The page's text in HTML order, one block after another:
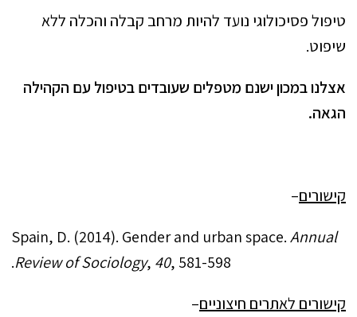
טיפול פסיכולוגי נועד להיות מרחב קבלה והכלה ללא
שיפוט.
אצלנו במכון ישנם מטפלים שעובדים בטיפול עם הקהילה
הגאה.
קישורים–
Spain, D. (2014). Gender and urban space.Annual
Review of Sociology, 40, 581-598.
קישורים לאתרים חיצוניים–